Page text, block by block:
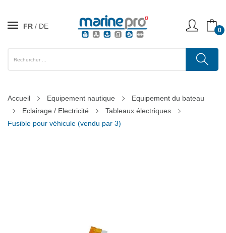
FR DE 0
Accueil Equipement nautique
Equipement du bateau
Eclairage / Electricité
Tableaux électriques
Fusible pour véhicule (vendu par 3)